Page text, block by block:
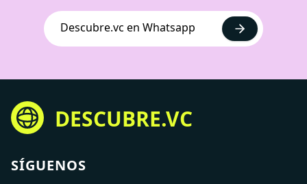
Descubre.vc en Whatsapp
DESCUBRE.VC
SÍGUENOS